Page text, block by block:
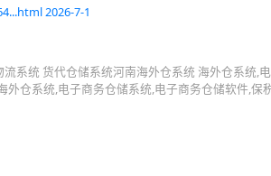
2026-7-1
系统 货代仓储系统河南海外仓系统 海外仓系统,
仓系统,电子商务仓储系统,电子商务仓储软件,保